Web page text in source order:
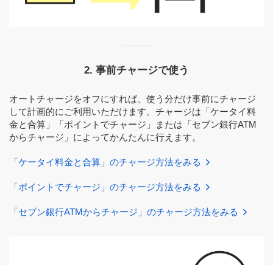
2. 事前チャージで使う
オートチャージをオフにすれば、使う分だけ事前にチャージ
して計画的にご利用いただけます。チャージは「ケータイ料
金と合算」「ポイントでチャージ」または「セブン銀行ATM
からチャージ」によってかんたんに行えます。
「ケータイ料金と合算」のチャージ方法をみる
「ポイントでチャージ」のチャージ方法をみる
「セブン銀行ATMからチャージ」のチャージ方法をみる